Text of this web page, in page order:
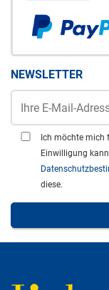
NEWSLETTER
Ich möchte mich
Einwilligung
diese.